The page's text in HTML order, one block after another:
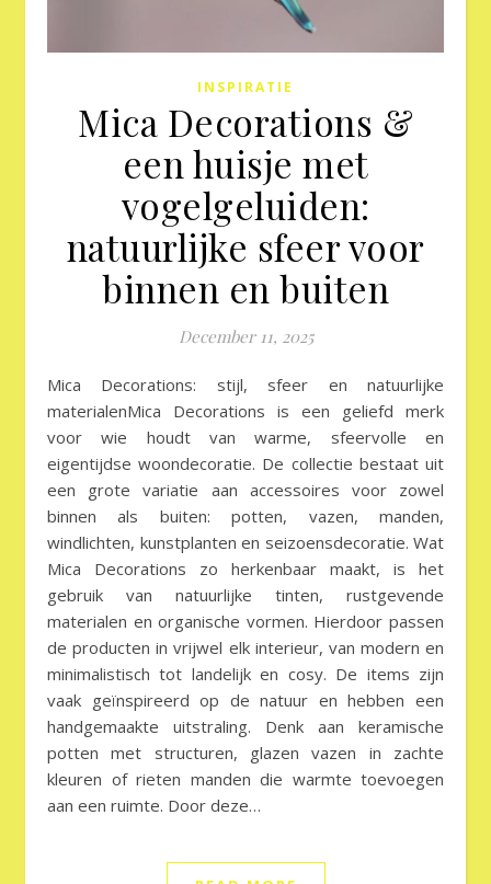
INSPIRATIE
Mica Decorations &
een huisje met
vogelgeluiden:
natuurlijke sfeer voor
binnen en buiten
December 11, 2025
Mica Decorations: stijl, sfeer en natuurlijke
materialenMica Decorations is een geliefd merk
voor wie houdt van warme, sfeervolle en
eigentijdse woondecoratie. De collectie bestaat uit
een grote variatie aan accessoires voor zowel
binnen als buiten: potten, vazen, manden,
windlichten, kunstplanten en seizoensdecoratie. Wat
Mica Decorations zo herkenbaar maakt, is het
gebruik van natuurlijke tinten, rustgevende
materialen en organische vormen. Hierdoor passen
de producten in vrijwel elk interieur, van modern en
minimalistisch tot landelijk en cosy. De items zijn
vaak geïnspireerd op de natuur en hebben een
handgemaakte uitstraling. Denk aan keramische
potten met structuren, glazen vazen in zachte
kleuren of rieten manden die warmte toevoegen
aan een ruimte. Door deze…